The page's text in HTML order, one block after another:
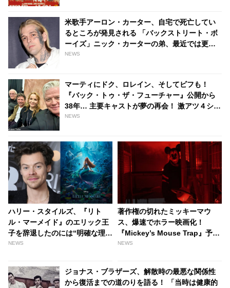
米歌手アーロン・カーター、自宅で死亡してい
るところが発見される 「バックストリート・ボ
ーイズ」ニック・カーターの弟、最近では更生
しようと努力する姿も見られていた・・ -
NEWS
マーティにドク、ロレイン、そしてビフも！
『バック・トゥ・ザ・フューチャー』公開から
38年… 主要キャストが夢の再会！ 激アツ４ショ
ット＆あの名ゼリフ披露にファン歓喜［写真あ
NEWS
ハリー・スタイルズ、『リト
ル・マーメイド』のエリック王
子を辞退したのには“明確な理
由”があった！ ハリーが俳優業
tvgroove
NEWS
著作権の切れたミッキーマウ
ス、爆速でホラー映画化！
『Mickey’s Mouse Trap』予告
編が公開［動画あり］
NEWS
ジョナス・ブラザーズ、解散時の最悪な関係性
から復活までの道のりを語る！ 「当時は健康的